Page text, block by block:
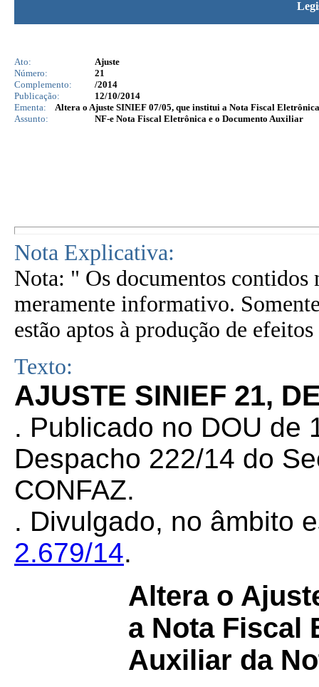
Ato:
Ajuste
Número:
21
Complemento:
/2014
Publicação:
12/10/2014
Ementa:
Altera o Ajuste SINIEF 07/05, que institui a Nota Fiscal
Assunto:
NF-e Nota Fiscal Eletrônica e o Documento Auxiliar
Nota Explicativa:
Nota: " Os documentos contidos
meramente informativo.
estão aptos à produção de
Texto:
AJUSTE SINIEF 21,
. Publicado no DOU de
Despacho 222/14 do
CONFAZ.
. Divulgado, no âmbito
2.679/14.
Altera o
a Nota Fiscal
Auxiliar da